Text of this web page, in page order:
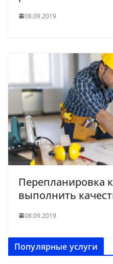
08.09.2019
Перепланировка
выполнить
08.09.2019
Популярные услуги